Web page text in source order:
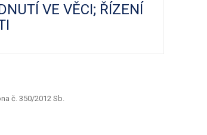
VE VĚCI; ŘÍZENÍ
č. 350/2012 Sb.